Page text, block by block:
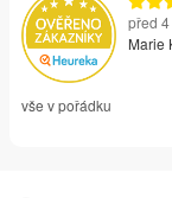
před
Marie
vše v pořádku